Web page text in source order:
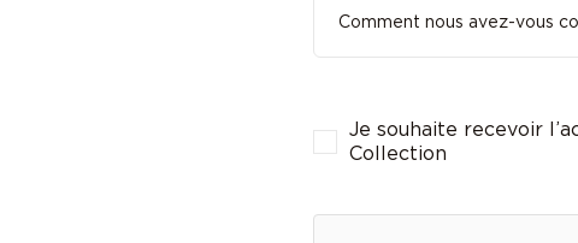
Je souhaite recevoir
Collection